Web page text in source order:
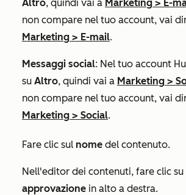
Altro, quindi vai a Marketing > E-
non compare nel tuo account, vai
Marketing > E-mail.
Messaggi social: Nel tuo account
su Altro, quindi vai a Marketing >
non compare nel tuo account, vai
Marketing > Social.
Fare clic sul nome del contenuto.
Nell'editor dei contenuti, fare clic su
approvazione in alto a destra.